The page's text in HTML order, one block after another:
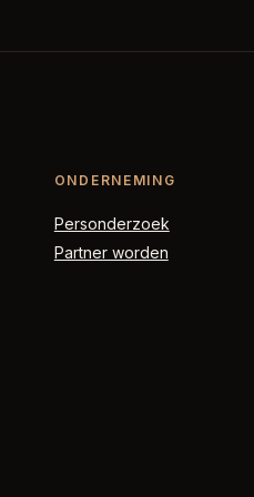
ONDERNEMING
Personderzoek
Partner worden